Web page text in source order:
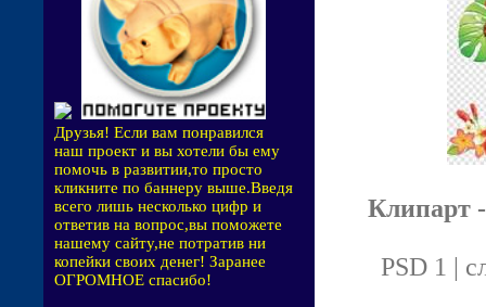
Друзья! Если вам понравился
наш проект и вы хотели бы ему
помочь в развитии,то просто
кликните по баннеру выше.Введя
всего лишь несколько цифр и
ответив на вопрос,вы поможете
нашему сайту,не потратив ни
копейки своих денег! Заранее
ОГРОМНОЕ спасибо!
Клипарт
PSD 1 |